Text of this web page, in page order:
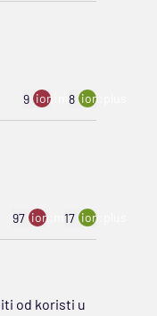
9 ion:minus
8 ion:plus
97 ion:minus
17 ion:plus
od koristi u